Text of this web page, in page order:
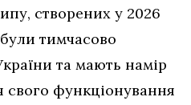
створених у 2026
тимчасово
та мають намір
свого функціонування